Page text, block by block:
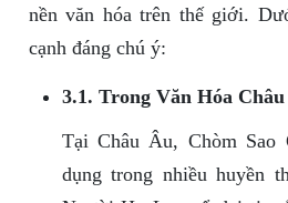
nền văn hóa trên thế giới.
cạnh đáng chú ý:
3.1. Trong Văn Hóa
Tại Châu Âu, Chòm
dụng trong nhiều huyền